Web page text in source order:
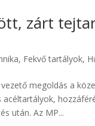
zárt
, Fekvő tartályok,
megoldás a
után. Az MP...